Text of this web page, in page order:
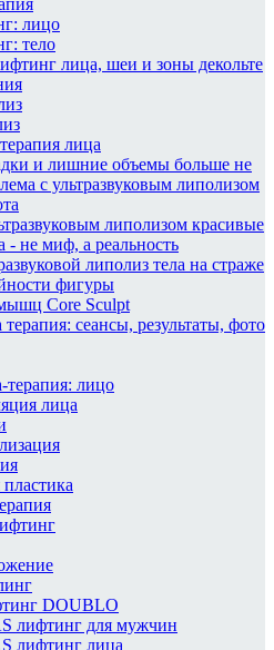
лицо
тело
лица, шеи и зоны декольте
лица
и лишние объемы больше не
с ультразвуковым липолизом
липолизом красивые
- не миф, а реальность
липолиз тела на страже
фигуры
Core Sculpt
сеансы, результаты, фото
терапия: лицо
лица
DOUBLO
лифтинг для мужчин
лифтинг лица